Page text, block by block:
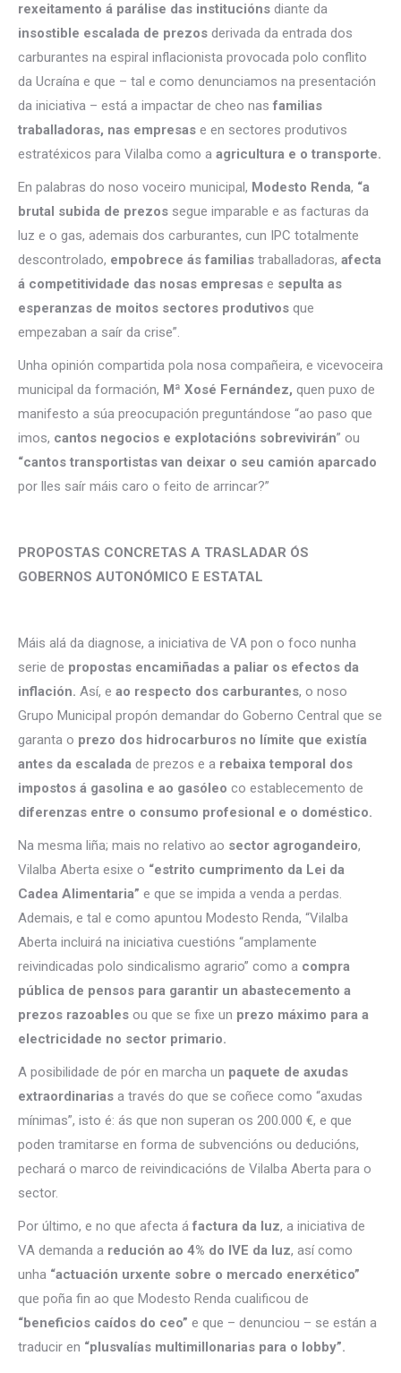
rexeitamento á parálise das institucións diante da
insostible escalada de prezos derivada da entrada dos
carburantes na espiral inflacionista provocada polo conflito
da Ucraína e que – tal e como denunciamos na presentación
da iniciativa – está a impactar de cheo nas familias
traballadoras, nas empresas e en sectores produtivos
estratéxicos para Vilalba como a agricultura e o transporte.
En palabras do noso voceiro municipal, Modesto Renda, “a
brutal subida de prezos segue imparable e as facturas da
luz e o gas, ademais dos carburantes, cun IPC totalmente
descontrolado, empobrece ás familias traballadoras, afecta
á competitividade das nosas empresas e sepulta as
esperanzas de moitos sectores produtivos que
empezaban a saír da crise”.
Unha opinión compartida pola nosa compañeira, e vicevoceira
municipal da formación, Mª Xosé Fernández, quen puxo de
manifesto a súa preocupación preguntándose “ao paso que
imos, cantos negocios e explotacións sobrevivirán” ou
“cantos transportistas van deixar o seu camión aparcado
por lles saír máis caro o feito de arrincar?”
PROPOSTAS CONCRETAS A TRASLADAR ÓS
GOBERNOS AUTONÓMICO E ESTATAL
Máis alá da diagnose, a iniciativa de VA pon o foco nunha
serie de propostas encamiñadas a paliar os efectos da
inflación. Así, e ao respecto dos carburantes, o noso
Grupo Municipal propón demandar do Goberno Central que se
garanta o prezo dos hidrocarburos no límite que existía
antes da escalada de prezos e a rebaixa temporal dos
impostos á gasolina e ao gasóleo co establecemento de
diferenzas entre o consumo profesional e o doméstico.
Na mesma liña; mais no relativo ao sector agrogandeiro,
Vilalba Aberta esixe o “estrito cumprimento da Lei da
Cadea Alimentaria” e que se impida a venda a perdas.
Ademais, e tal e como apuntou Modesto Renda, “Vilalba
Aberta incluirá na iniciativa cuestións “amplamente
reivindicadas polo sindicalismo agrario” como a compra
pública de pensos para garantir un abastecemento a
prezos razoables ou que se fixe un prezo máximo para a
electricidade no sector primario.
A posibilidade de pór en marcha un paquete de axudas
extraordinarias a través do que se coñece como “axudas
mínimas”, isto é: ás que non superan os 200.000 €, e que
poden tramitarse en forma de subvencións ou deducións,
pechará o marco de reivindicacións de Vilalba Aberta para o
sector.
Por último, e no que afecta á factura da luz, a iniciativa de
VA demanda a redución ao 4% do IVE da luz, así como
unha “actuación urxente sobre o mercado enerxético”
que poña fin ao que Modesto Renda cualificou de
“beneficios caídos do ceo” e que – denunciou – se están a
traducir en “plusvalías multimillonarias para o lobby”.